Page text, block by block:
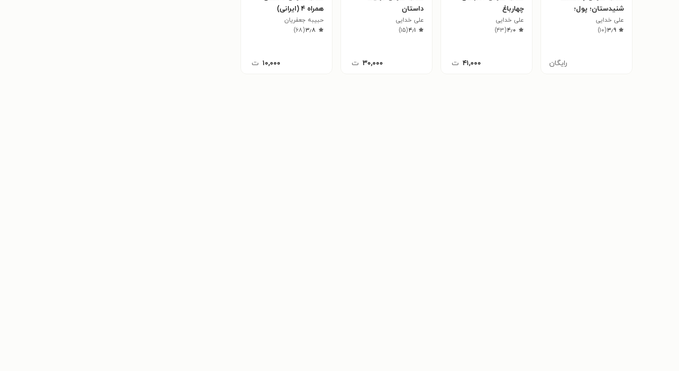
شنیدستان؛ پول؛
خسیس
علی خدایی
۳٫۹(۱۰)
رایگان
چهارباغ
علی خدایی
۴٫۰(۴۳)
۴۱,۰۰۰ ت
داستان
علی خدایی
۴٫۱(۱۵)
۳۰,۰۰۰ ت
همراه ۴ (ایرانی)
حبیبه جعفریان
۳٫۸(۶۸)
۱۰,۰۰۰ ت